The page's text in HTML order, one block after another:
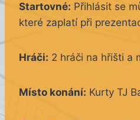
Startovné: Přihlásit se
které zaplatí při
Hráči: 2 hráči na hřišti a
Místo konání: Kurty TJ